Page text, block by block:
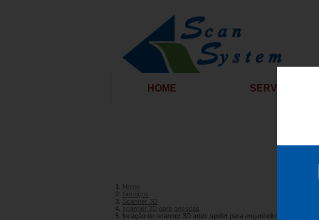
HOME SERVIÇOS
Home
Serviços
Scanner 3D
scanner 3D para pessoas
locação de scanner 3D artec spider para engenheiros na Aclimação